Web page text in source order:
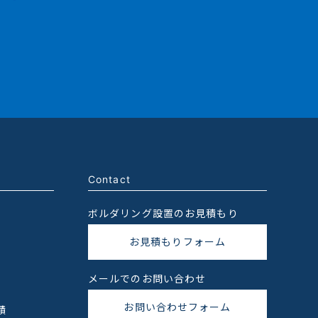
Contact
ボルダリング設置のお見積もり
お見積もりフォーム
メールでのお問い合わせ
お問い合わせフォーム